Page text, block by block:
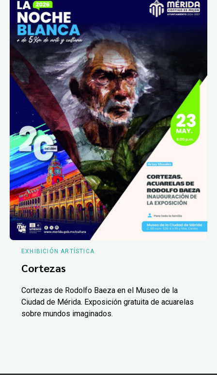
EXHIBICIÓN ARTÍSTICA
Cortezas
Cortezas de Rodolfo Baeza en el Museo de la
Ciudad de Mérida. Exposición gratuita de acuarelas
sobre mundos imaginados.